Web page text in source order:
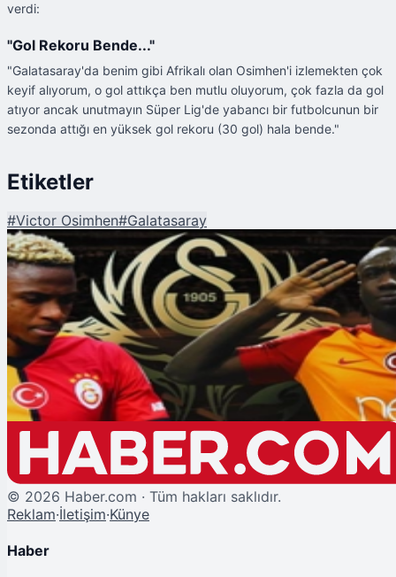
verdi:
"Gol Rekoru Bende..."
"Galatasaray'da benim gibi Afrikalı olan Osimhen'i izlemekten çok
keyif alıyorum, o gol attıkça ben mutlu oluyorum, çok fazla da gol
atıyor ancak unutmayın Süper Lig'de yabancı bir futbolcunun bir
sezonda attığı en yüksek gol rekoru (30 gol) hala bende."
Etiketler
#Victor Osimhen#Galatasaray
Şu An Okunan
Galatasaray'ın Eski Yıldızından Osimhen'e Gönderme: "Hâlâ Gol Kralı
Benim"
© 2026 Haber.com · Tüm hakları saklıdır.
Reklam·İletişim·Künye
Haber